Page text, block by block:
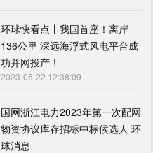
环球快看点丨我国首座！离岸
136公里 深远海浮式风电平台成
功并网投产！
2023-05-22 12:38:09
国网浙江电力2023年第一次配网
物资协议库存招标中标候选人 环
球消息